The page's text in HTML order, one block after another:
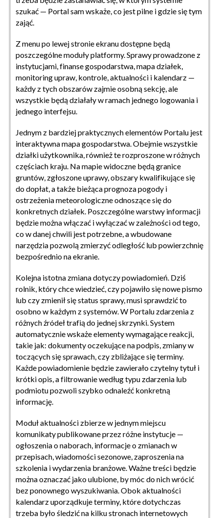
szukać — Portal sam wskaże, co jest pilne i gdzie się tym
zająć.
Z menu po lewej stronie ekranu dostępne będą
poszczególne moduły platformy. Sprawy prowadzone z
instytucjami, finanse gospodarstwa, mapa działek,
monitoring upraw, kontrole, aktualności i kalendarz —
każdy z tych obszarów zajmie osobną sekcję, ale
wszystkie będą działały w ramach jednego logowania i
jednego interfejsu.
Jednym z bardziej praktycznych elementów Portalu jest
interaktywna mapa gospodarstwa. Obejmie wszystkie
działki użytkownika, również te rozproszone w różnych
częściach kraju. Na mapie widoczne będą granice
gruntów, zgłoszone uprawy, obszary kwalifikujące się
do dopłat, a także bieżąca prognoza pogody i
ostrzeżenia meteorologiczne odnoszące się do
konkretnych działek. Poszczególne warstwy informacji
będzie można włączać i wyłączać w zależności od tego,
co w danej chwili jest potrzebne, a wbudowane
narzędzia pozwolą zmierzyć odległość lub powierzchnię
bezpośrednio na ekranie.
Kolejna istotna zmiana dotyczy powiadomień. Dziś
rolnik, który chce wiedzieć, czy pojawiło się nowe pismo
lub czy zmienił się status sprawy, musi sprawdzić to
osobno w każdym z systemów. W Portalu zdarzenia z
różnych źródeł trafią do jednej skrzynki. System
automatycznie wskaże elementy wymagające reakcji,
takie jak: dokumenty oczekujące na podpis, zmiany w
toczących się sprawach, czy zbliżające się terminy.
Każde powiadomienie będzie zawierało czytelny tytuł i
krótki opis, a filtrowanie według typu zdarzenia lub
podmiotu pozwoli szybko odnaleźć konkretną
informację.
Moduł aktualności zbierze w jednym miejscu
komunikaty publikowane przez różne instytucje —
ogłoszenia o naborach, informacje o zmianach w
przepisach, wiadomości sezonowe, zaproszenia na
szkolenia i wydarzenia branżowe. Ważne treści będzie
można oznaczać jako ulubione, by móc do nich wrócić
bez ponownego wyszukiwania. Obok aktualności
kalendarz uporządkuje terminy, które dotychczas
trzeba było śledzić na kilku stronach internetowych